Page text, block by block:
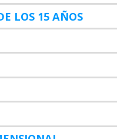
LOS 15 AÑOS